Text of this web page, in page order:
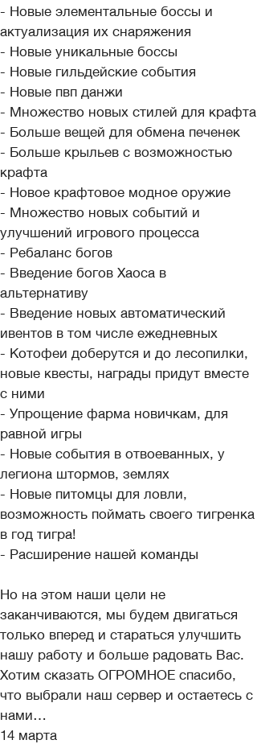
- Новые элементальные боссы и
актуализация их снаряжения
- Новые уникальные боссы
- Новые гильдейские события
- Новые пвп данжи
- Множество новых стилей для крафта
- Больше вещей для обмена печенек
- Больше крыльев с возможностью
крафта
- Новое крафтовое модное оружие
- Множество новых событий и
улучшений игрового процесса
- Ребаланс богов
- Введение богов Хаоса в
альтернативу
- Введение новых автоматический
ивентов в том числе ежедневных
- Котофеи доберутся и до лесопилки,
новые квесты, награды придут вместе
с ними
- Упрощение фарма новичкам, для
равной игры
- Новые события в отвоеванных, у
легиона штормов, землях
- Новые питомцы для ловли,
возможность поймать своего тигренка
в год тигра!
- Расширение нашей команды
Но на этом наши цели не
заканчиваются, мы будем двигаться
только вперед и стараться улучшить
нашу работу и больше радовать Вас.
Хотим сказать ОГРОМНОЕ спасибо,
что выбрали наш сервер и остаетесь с
нами…
14 марта